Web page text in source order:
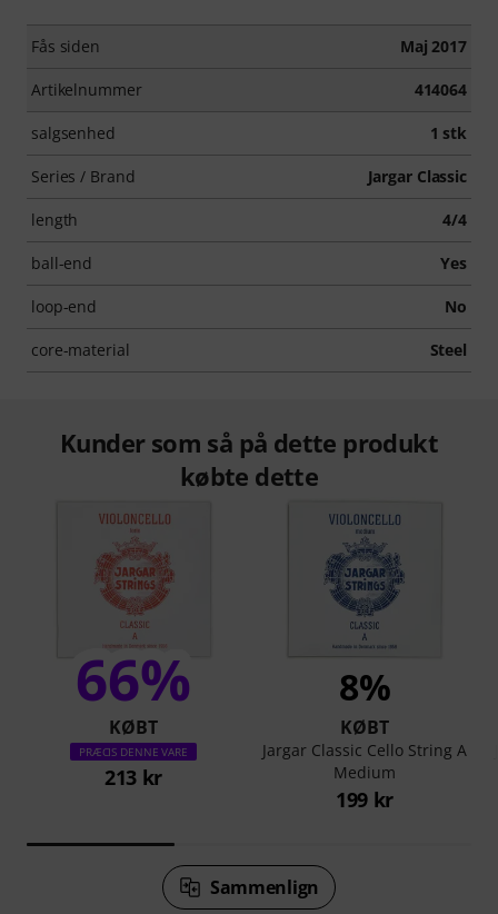
Fås siden Maj 2017
Artikelnummer 414064
salgsenhed 1 stk
Series / Brand Jargar Classic
length 4/4
ball-end Yes
loop-end No
core-material Steel
Kunder som så på dette produkt
købte dette
66%
KØBT
PRÆCIS DENNE VARE
213 kr
8%
KØBT
Jargar Classic Cello String A
Medium
199 kr
Sammenlign